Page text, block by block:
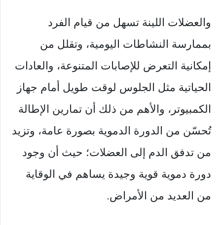
والعضلات اللينة تسهل من قيام الفرد
بممارسة النشاطات اليومية، وتقلل من
إمكانية التعرض للإصابات المتنوعة، والعادات
الحياتية مثل الجلوس لوقت طويل أمام جهاز
الكمبيوتر، والأهم من ذلك أن تمارين الإطالة
تُحسّن من الدورة الدموية بصورة عامة، وتزيد
من تدفق الدم إلى العضلات؛ حيث أن وجود
دورة دموية قوية وجيدة يساهم في الوقاية
من العديد من الأمراض.